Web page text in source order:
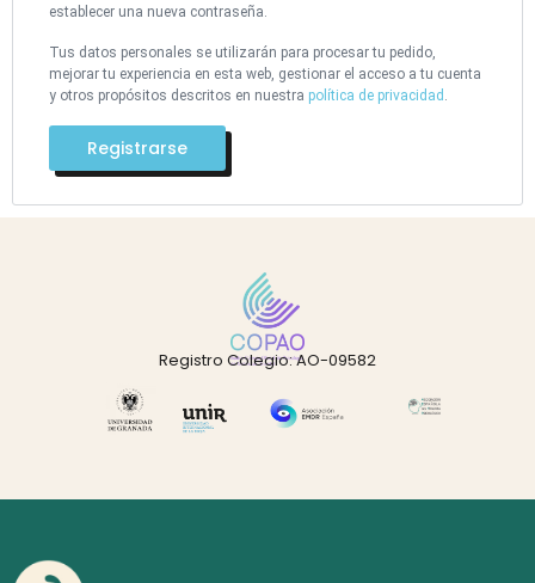
establecer una nueva contraseña.
Tus datos personales se utilizarán para procesar tu pedido,
mejorar tu experiencia en esta web, gestionar el acceso a tu cuenta
y otros propósitos descritos en nuestra política de privacidad .
Registrarse
Registro Colegio: AO-09582